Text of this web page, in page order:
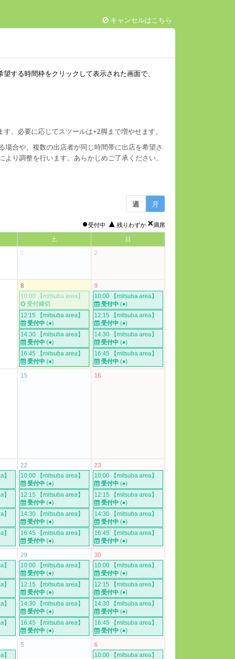
キャンセルはこちら
望する時間枠をクリックして表示された画面で、
。必要に応じてスツールは+2脚まで増やせます。
合や、複数の出店者が同じ時間帯に出店を希望さ
り調整を行います。あらかじめご了承ください。
週 月
●受付中 ▲ 残りわずか ×満席
土
日
1 2
8
10:00 【mitsuba area】
受付締切
12:15 【mitsuba area】
受付中 (●)
14:30 【mitsuba area】
受付中 (●)
16:45 【mitsuba area】
受付中 (●)
9
10:00 【mitsuba area】
受付中 (●)
12:15 【mitsuba area】
受付中 (●)
14:30 【mitsuba area】
受付中 (●)
16:45 【mitsuba area】
受付中 (●)
15 16
22
10:00 【mitsuba area】
受付中 (●)
12:15 【mitsuba area】
受付中 (●)
14:30 【mitsuba area】
受付中 (●)
16:45 【mitsuba area】
受付中 (●)
23
10:00 【mitsuba area】
受付中 (●)
12:15 【mitsuba area】
受付中 (●)
14:30 【mitsuba area】
受付中 (●)
16:45 【mitsuba area】
受付中 (●)
29
10:00 【mitsuba area】
受付中 (●)
12:15 【mitsuba area】
受付中 (●)
14:30 【mitsuba area】
受付中 (●)
16:45 【mitsuba area】
受付中 (●)
30
10:00 【mitsuba area】
受付中 (●)
12:15 【mitsuba area】
受付中 (●)
14:30 【mitsuba area】
受付中 (●)
16:45 【mitsuba area】
受付中 (●)
5
6
10:00 【mitsuba area】